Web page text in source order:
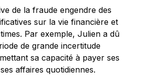
de la fraude engendre des
sur la vie financière et
Par exemple, Julien a dû
de grande incertitude
sa capacité à payer ses
affaires quotidiennes.